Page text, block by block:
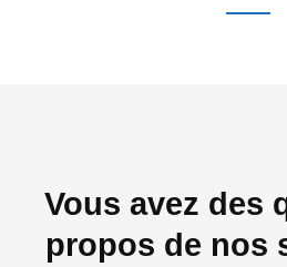
Vous avez des
propos de nos